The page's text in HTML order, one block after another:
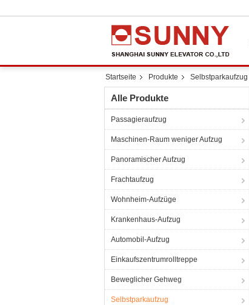
Startseite Produkte Selbstparkaufzug
Alle Produkte
Passagieraufzug
Maschinen-Raum weniger Aufzug
Panoramischer Aufzug
Frachtaufzug
Wohnheim-Aufzüge
Krankenhaus-Aufzug
Automobil-Aufzug
Einkaufszentrumrolltreppe
Beweglicher Gehweg
Selbstparkaufzug